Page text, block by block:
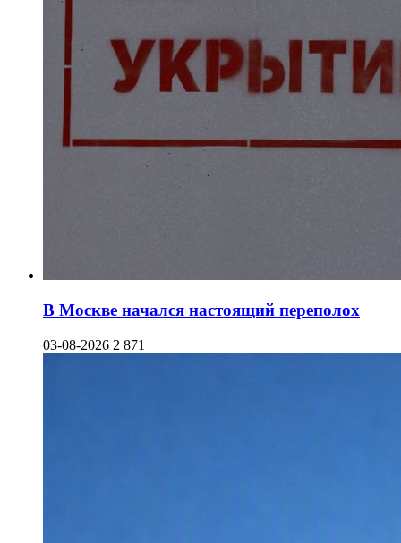
В Москве начался настоящий переполох
03-08-2026 2 871